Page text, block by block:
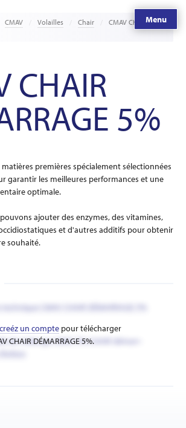
Menu
CMAV Volailles Chair
CMAV CHAIR
CHAIR
5%
matières premières spécialement sélectionnées
garantir les meilleures performances et une
optimale.
ajouter des enzymes, des vitamines,
et d'autres additifs pour obtenir
souhaité.
technique CMAV CHAIR DÉMARRAGE 5%
de mélange CMAV 5% CHAIR démarr-
creéz un compte pour télécharger
CHAIR DÉMARRAGE 5%.